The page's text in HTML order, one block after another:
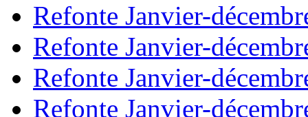
Refonte Janvier-
Refonte Janvier-
Refonte Janvier-
Refonte Janvier-